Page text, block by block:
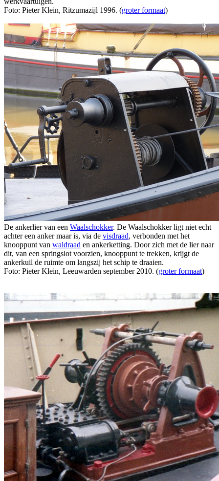
Foto: Pieter Klein, Ritzumazijl 1996. (groter formaat)
De ankerlier van een Waalschokker. De Waalschokker ligt niet echt
achter een anker maar is, via de visdraad, verbonden met het
knooppunt van waldraad en ankerketting. Door zich met de lier naar
dit, van een springslot voorzien, knooppunt te trekken, krijgt de
ankerkuil de ruimte om langszij het schip te draaien.
Foto: Pieter Klein, Leeuwarden september 2010. (groter formaat)